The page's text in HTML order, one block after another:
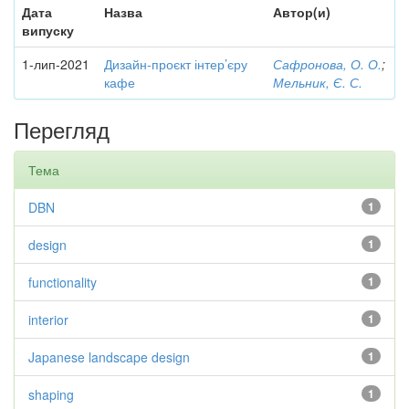
Дата
випуску
Назва Автор(и)
1-лип-2021
Дизайн-проєкт інтер’єру
кафе
Сафронова, О. О.;
Мельник, Є. С.
Перегляд
Тема
1
DBN
1
design
1
functionality
1
interior
1
Japanese landscape design
1
shaping